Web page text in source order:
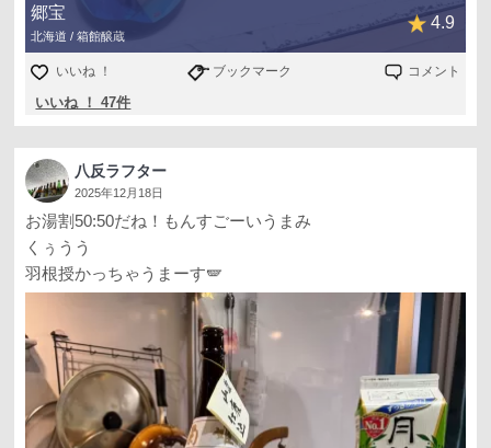
郷宝
北海道 / 箱館醸蔵
4.9
いいね ！ ブックマーク コメント
いいね ！ 47件
八反ラフター
2025年12月18日
お湯割50:50だね！もんすごーいうまみ
くぅうう
羽根授かっちゃうまーす🪽